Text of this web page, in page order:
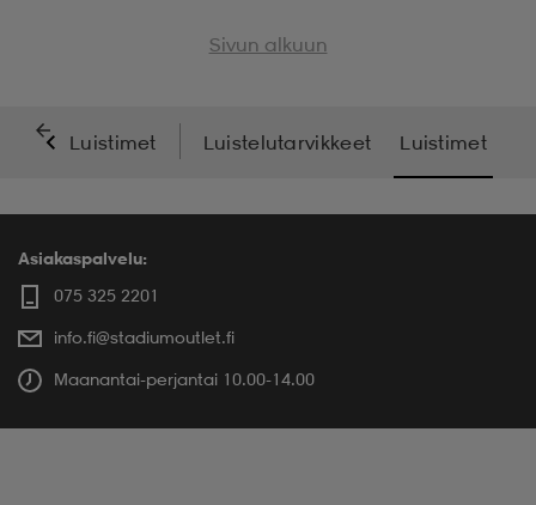
Sivun alkuun
Luistimet Luistelutarvikkeet Luistimet
Asiakaspalvelu:
075 325 2201
info.fi@stadiumoutlet.fi
Maanantai-perjantai 10.00-14.00